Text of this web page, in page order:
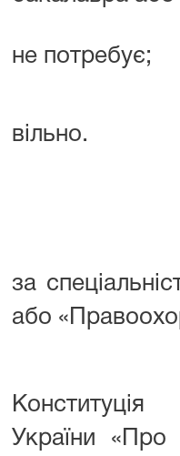
не потребує;
вільно.
за
або
України